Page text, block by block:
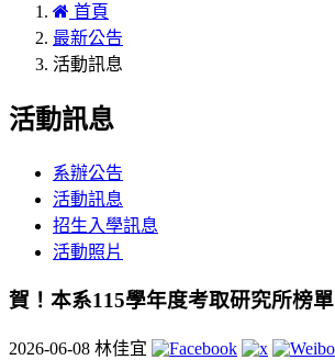
首頁
最新公告
活動訊息
活動訊息
系辦公告
活動訊息
招生入學訊息
活動照片
賀！本系115學年度考取研究所榜單
2026-06-08 林佳宜